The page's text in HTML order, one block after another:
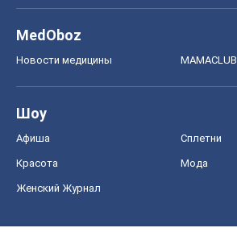
MedOboz
Новости медицины MAMACLUB
Шоу
Афиша Сплетни
Красота Мода
Женский Журнал